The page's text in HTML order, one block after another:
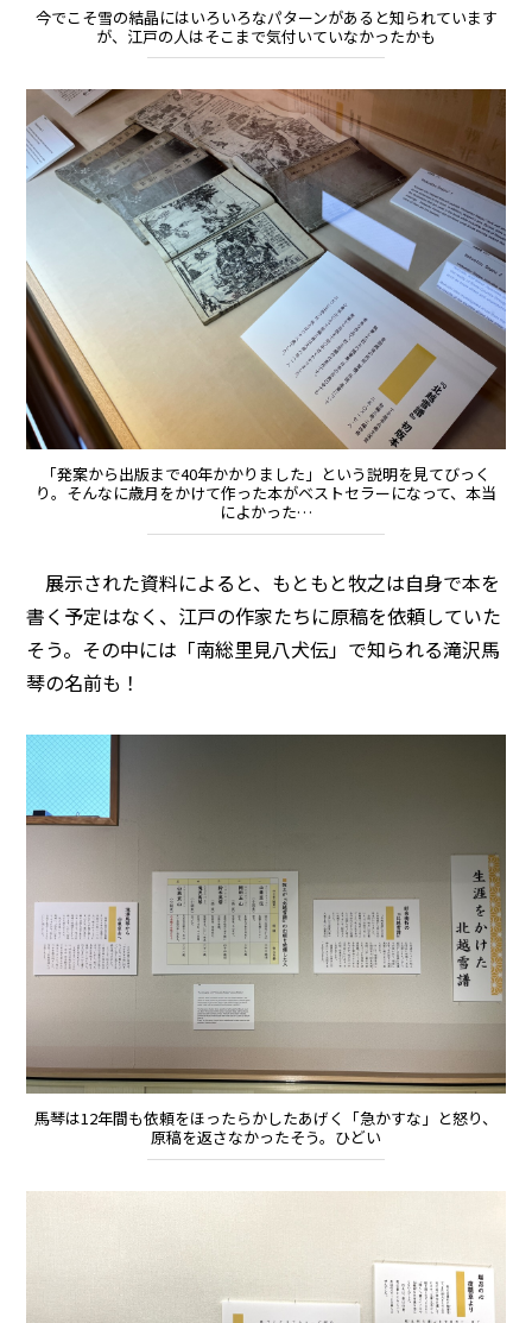
今でこそ雪の結晶にはいろいろなパターンがあると知られています
が、江戸の人はそこまで気付いていなかったかも
「発案から出版まで40年かかりました」という説明を見てびっく
り。そんなに歳月をかけて作った本がベストセラーになって、本当
によかった…
展示された資料によると、もともと牧之は自身で本を
書く予定はなく、江戸の作家たちに原稿を依頼していた
そう。その中には「南総里見八犬伝」で知られる滝沢馬
琴の名前も！
馬琴は12年間も依頼をほったらかしたあげく「急かすな」と怒り、
原稿を返さなかったそう。ひどい